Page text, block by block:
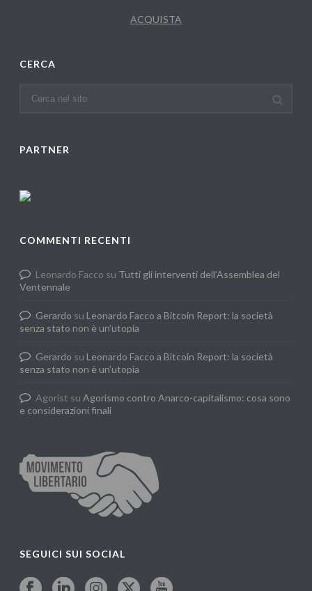
ACQUISTA
CERCA
PARTNER
COMMENTI RECENTI
Leonardo Facco su Tutti gli interventi dell’Assemblea del
Ventennale
Gerardo su Leonardo Facco a Bitcoin Report: la società
senza stato non è un’utopia
Gerardo su Leonardo Facco a Bitcoin Report: la società
senza stato non è un’utopia
Agorist suAgorismo contro Anarco-capitalismo: cosa sono
e considerazioni finali
SEGUICI SUI SOCIAL